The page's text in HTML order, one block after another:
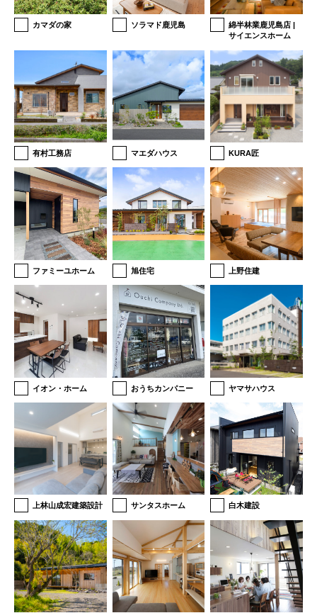
カマダの家 ソラマド鹿児島
綿半林業鹿児島店 |
サイエンスホーム
有村工務店 マエダハウス KURA匠
ファミーユホーム 旭住宅 上野住建
イオン・ホーム おうちカンパニー ヤマサハウス
上林山成宏建築設計 サンタスホーム 白木建設